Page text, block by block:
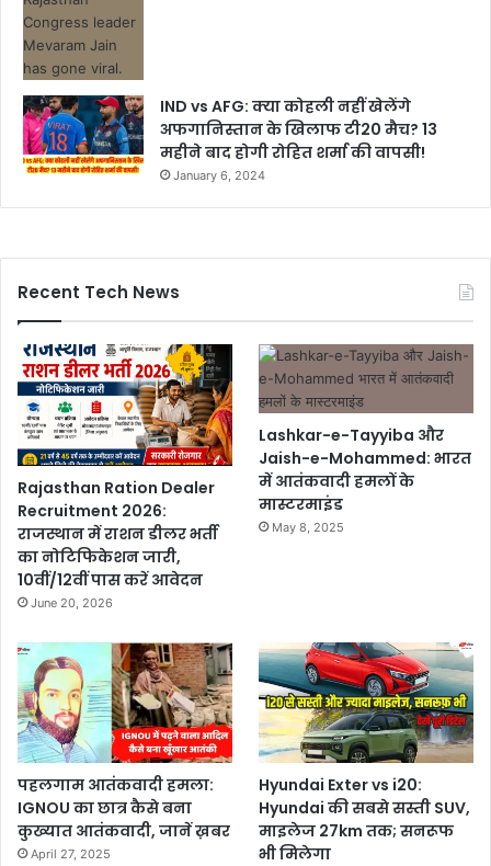
IND vs AFG: क्या कोहली नहीं खेलेंगे
अफगानिस्तान के खिलाफ टी20 मैच? 13
महीने बाद होगी रोहित शर्मा की वापसी!
January 6, 2024
Recent Tech News
Rajasthan Ration Dealer
Recruitment 2026:
राजस्थान में राशन डीलर भर्ती
का नोटिफिकेशन जारी,
10वीं/12वीं पास करें आवेदन
June 20, 2026
Lashkar-e-Tayyiba और
Jaish-e-Mohammed: भारत
में आतंकवादी हमलों के
मास्टरमाइंड
May 8, 2025
पहलगाम आतंकवादी हमला:
IGNOU का छात्र कैसे बना
कुख्यात आतंकवादी, जानें ख़बर
April 27, 2025
Hyundai Exter vs i20:
Hyundai की सबसे सस्ती SUV,
माइलेज 27km तक; सनरूफ
भी मिलेगा